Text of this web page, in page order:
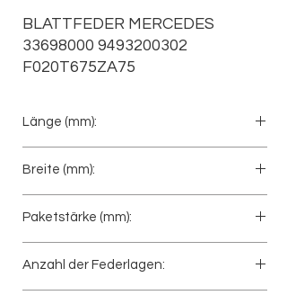
BLATTFEDER MERCEDES
33698000 9493200302
F020T675ZA75
Länge (mm):
Breite (mm):
Paketstärke (mm):
Anzahl der Federlagen: